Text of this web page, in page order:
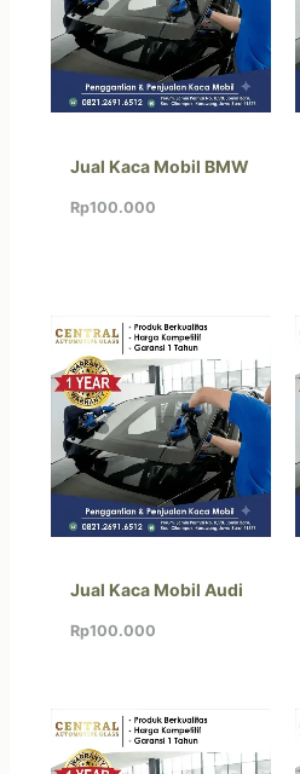
Jual Kaca Mobil BMW
Rp100.000
Jual Kaca Mobil Audi
Rp100.000